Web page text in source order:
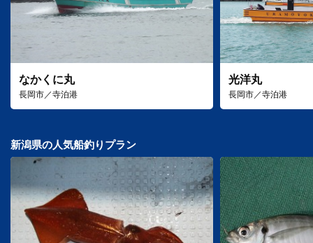
なかくに丸
長岡市／寺泊港
光洋丸
長岡市／寺泊港
新潟県の人気船釣りプラン